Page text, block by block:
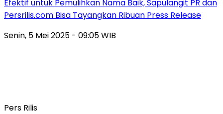
Efektif untuk Pemulihkan Nama Baik, Sapulangit PR dan
Persrilis.com Bisa Tayangkan Ribuan Press Release
Senin, 5 Mei 2025 - 09:05 WIB
Pers Rilis